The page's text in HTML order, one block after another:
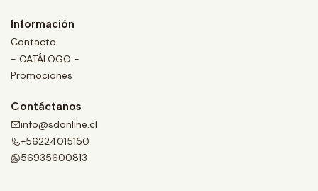
Información
Contacto
- CATÁLOGO -
Promociones
Contáctanos
info@sdonline.cl
+56224015150
56935600813